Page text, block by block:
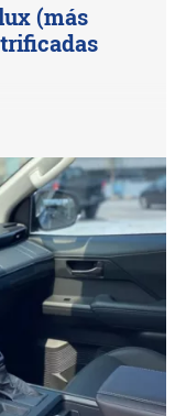
(más